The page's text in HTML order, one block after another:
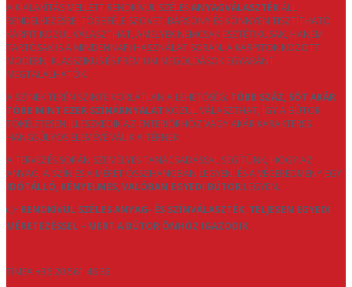
A KIALAKÍTÁS MELLETT RENDKÍVÜL SZÉLESANYAGVÁLASZTÉKÁLL
RENDELKEZÉSRE. TÖBBFÉLE SZÖVET, BÁRSONY ÉS KÖNNYEN TISZTÍTHATÓ
KÁRPIT KÖZÜL VÁLASZTHAT, AMELYEK NEMCSAK ESZTÉTIKUSAK, HANEM
TARTÓSAK IS A MINDENNAPI HASZNÁLAT SORÁN. A KÁRPITOK KÖZÖTT
MODERN, KLASSZIKUS ÉS PRÉMIUM MEGOLDÁSOK EGYARÁNT
MEGTALÁLHATÓK.
A SZÍNEK TERÉN SZINTE KORLÁTLAN A LEHETŐSÉG: TÖBB SZÁZ, SŐT AKÁR
TÖBB MINT EZER SZÍNÁRNYALAT KÖZÜL VÁLASZTHAT, ÍGY A BÚTOR
TÖKÉLETESEN ILLESZKEDIK AZ ENTERIŐRHÖZ VAGY AKÁR KARAKTERES
HANGSÚLYOS ELEMÉVÉ VÁLIK A TÉRNEK.
A TERVEZÉS SORÁN SZEMÉLYES TANÁCSADÁSSAL SEGÍTÜNK, HOGY AZ
ANYAG, A SZÍN ÉS A MÉRET ÖSSZHANGBAN LEGYEN, ÉS A VÉGEREDMÉNY EGY
IDŐTÁLLÓ, KÉNYELMES, VALÓBAN EGYEDI BÚTOR LEGYEN.
👉 RENDKÍVÜL SZÉLES ANYAG- ÉS SZÍNVÁLASZTÉK, TELJESEN EGYEDI
MÉRETEZÉSSEL – MERT A BÚTOR ÖNHÖZ IGAZODIK.
TÍMEA +36 20 561 46 33